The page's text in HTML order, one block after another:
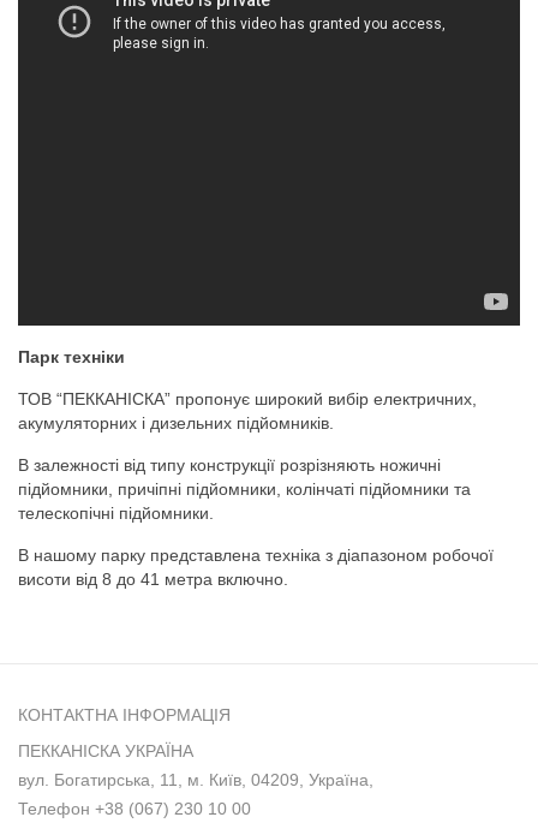
Парк техніки
ТОВ “ПЕККАНІСКА” пропонує широкий вибір електричних,
акумуляторних і дизельних підйомників.
В залежності від типу конструкції розрізняють ножичні
підйомники, причіпні підйомники, колінчаті підйомники та
телескопічні підйомники.
В нашому парку представлена техніка з діапазоном робочої
висоти від 8 до 41 метра включно.
КОНТАКТНА ІНФОРМАЦІЯ
ПЕККАНІСКА УКРАЇНА
вул. Богатирська, 11, м. Київ, 04209, Україна,
Телефон +38 (067) 230 10 00